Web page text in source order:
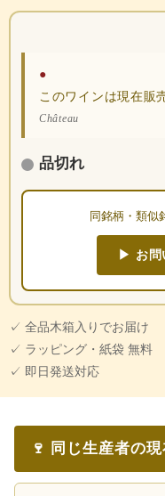
●
このワインは現在販
Château
品切れ
同銘柄・類似
▶ お問
✓ 全品木箱入りでお届け
✓ ラッピング・紙袋 無料
✓ 即日発送対応
🍷 同じ生産者の